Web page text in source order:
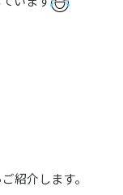
紹介します。